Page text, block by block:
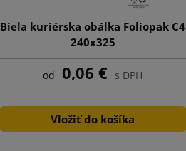
Biela kuriérska obálka Foliopak C4
240x325
od 0,06 € s DPH
Vložiť do košíka